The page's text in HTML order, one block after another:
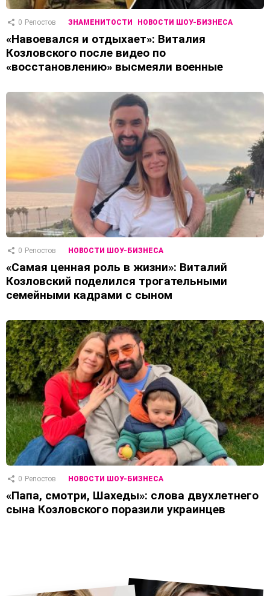
0 Репостов ЗНАМЕНИТОСТИ НОВОСТИ ШОУ-БИЗНЕСА
«Навоевался и отдыхает»: Виталия
Козловского после видео по
«восстановлению» высмеяли военные
0 Репостов НОВОСТИ ШОУ-БИЗНЕСА
«Самая ценная роль в жизни»: Виталий
Козловский поделился трогательными
семейными кадрами с сыном
0 Репостов НОВОСТИ ШОУ-БИЗНЕСА
«Папа, смотри, Шахеды»: слова двухлетнего
сына Козловского поразили украинцев